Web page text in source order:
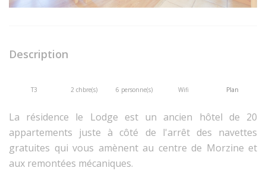
Description
T3 2 chbre(s) 6 personne(s) Wifi Plan
La résidence le Lodge est un ancien hôtel de 20
appartements juste à côté de l'arrêt des navettes
gratuites qui vous amènent au centre de Morzine et
aux remontées mécaniques.